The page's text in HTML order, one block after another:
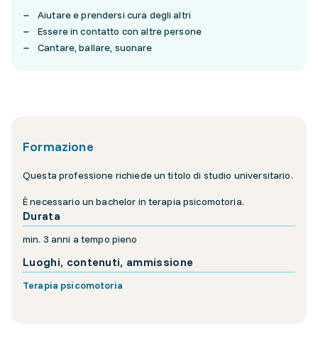
Aiutare e prendersi cura degli altri
Essere in contatto con altre persone
Cantare, ballare, suonare
Formazione
Questa professione richiede un titolo di studio universitario.
È necessario un bachelor in terapia psicomotoria.
Durata
min. 3 anni a tempo pieno
Luoghi, contenuti, ammissione
Terapia psicomotoria